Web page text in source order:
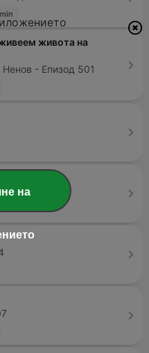
живота на
Ненов - Епизод 501
на